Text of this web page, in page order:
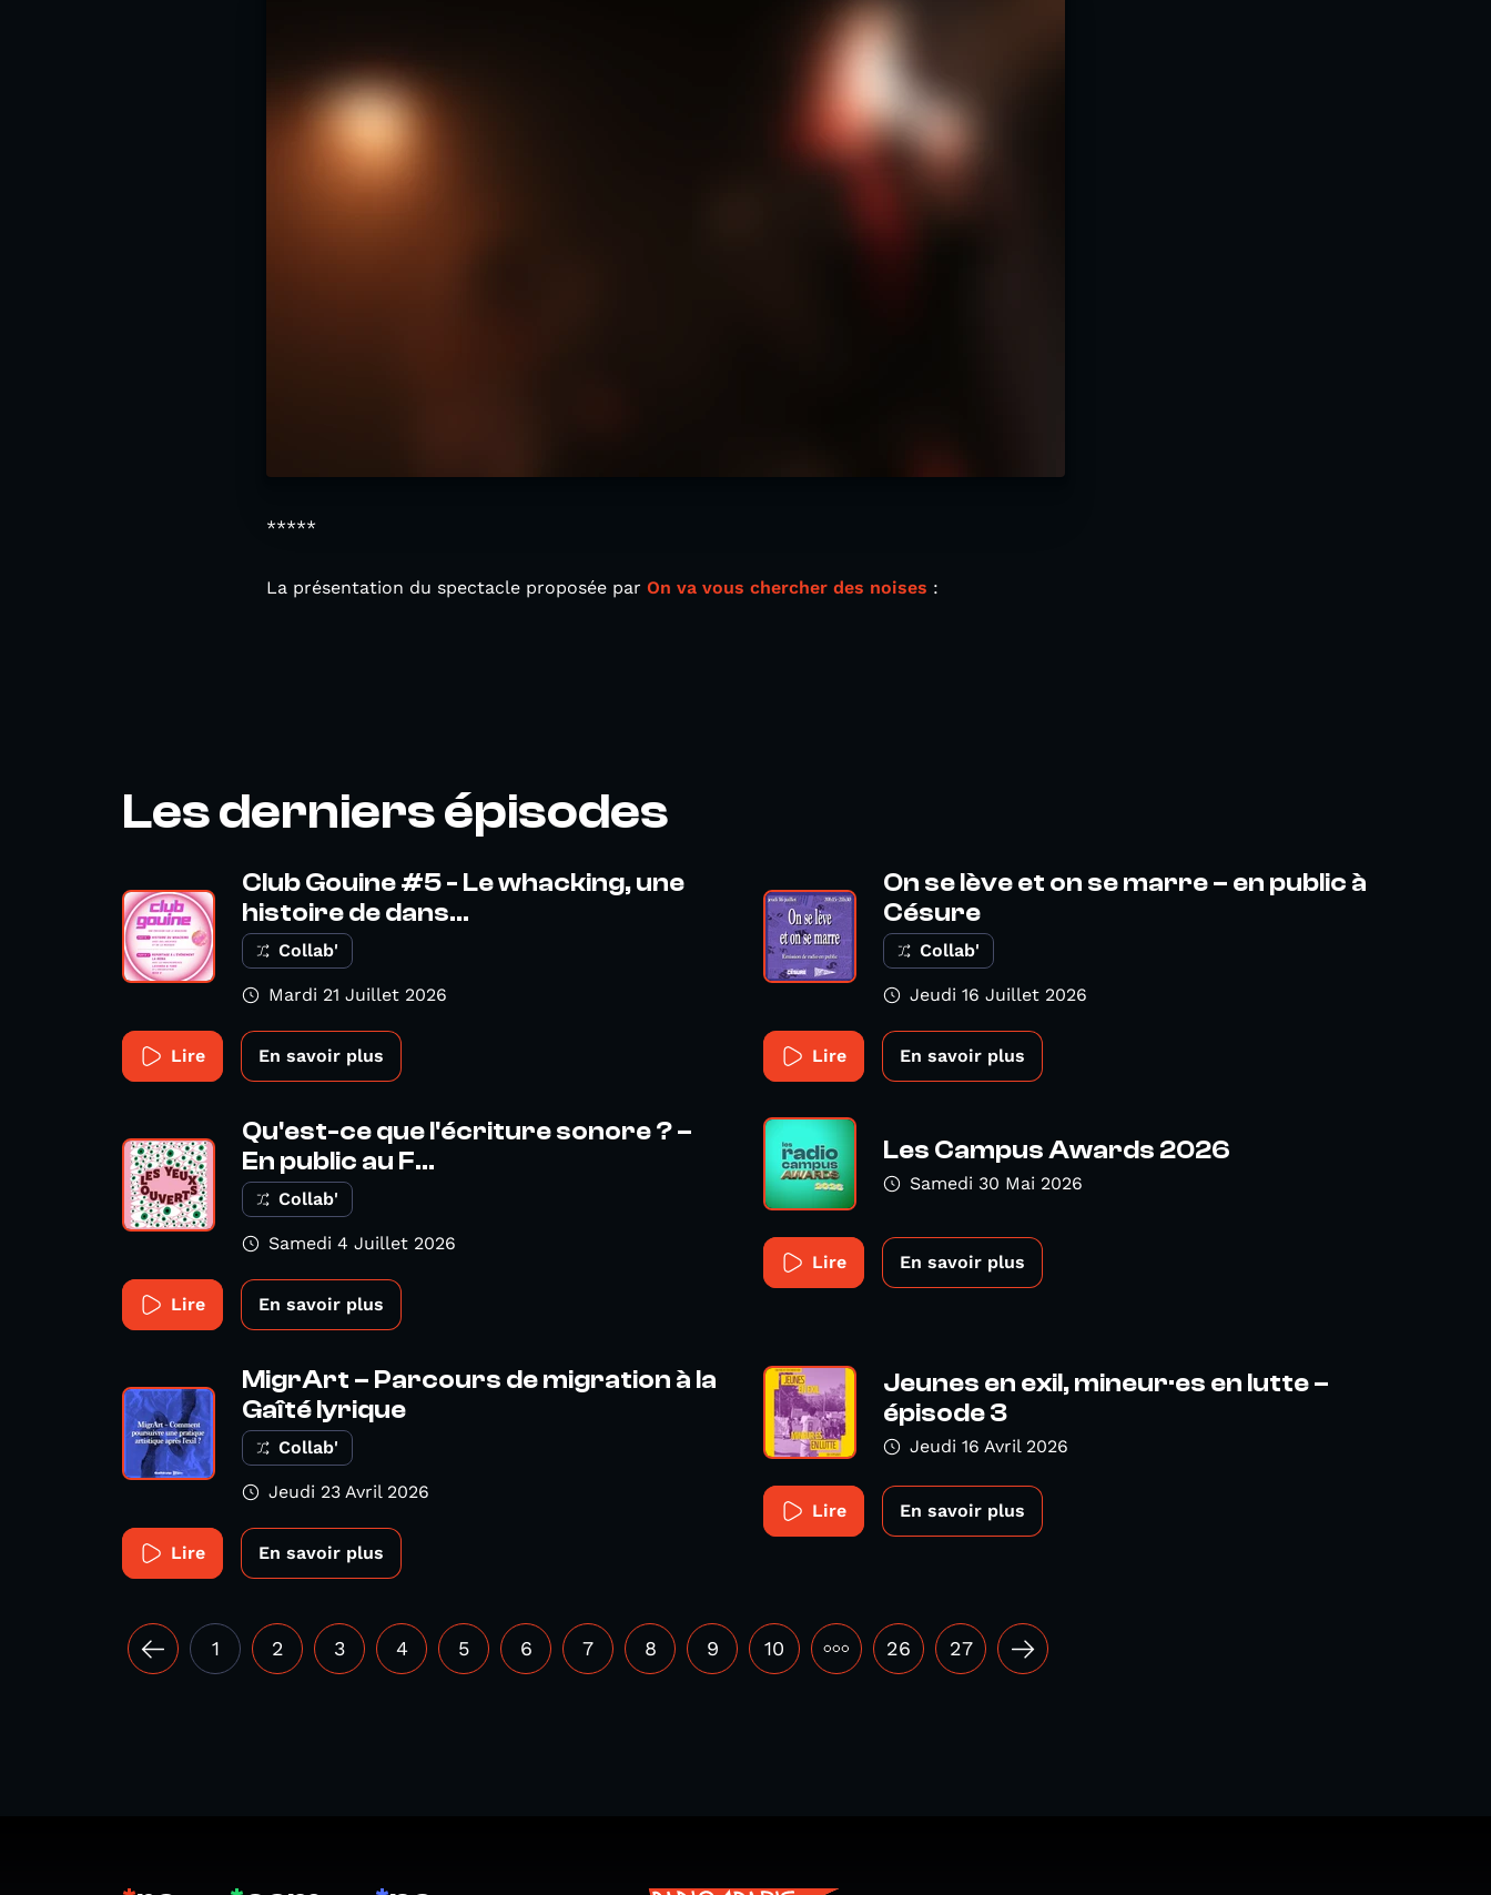
*****
La présentation du spectacle proposée par On va vous chercher des noises :
Les derniers épisodes
Club Gouine #5 - Le whacking, une
histoire de dans...
Collab'
Mardi 21 Juillet 2026
Lire En savoir plus
On se lève et on se marre – en public à
Césure
Collab'
Jeudi 16 Juillet 2026
Lire En savoir plus
Qu'est-ce que l'écriture sonore ? –
En public au F...
Collab'
Samedi 4 Juillet 2026
Lire En savoir plus
Les Campus Awards 2026
Samedi 30 Mai 2026
Lire En savoir plus
MigrArt – Parcours de migration à la
Gaîté lyrique
Collab'
Jeudi 23 Avril 2026
Lire En savoir plus
Jeunes en exil, mineur·es en lutte –
épisode 3
Jeudi 16 Avril 2026
Lire En savoir plus
1 2 3 4 5 6 7 8 9 10 ••• 26 27